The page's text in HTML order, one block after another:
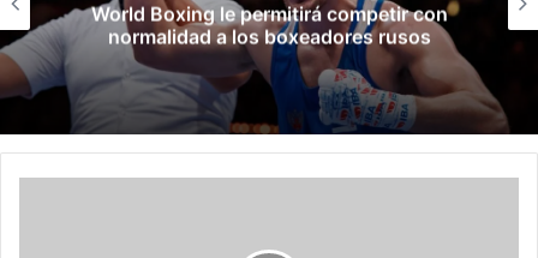
World Boxing le permitirá competir con
normalidad a los boxeadores rusos